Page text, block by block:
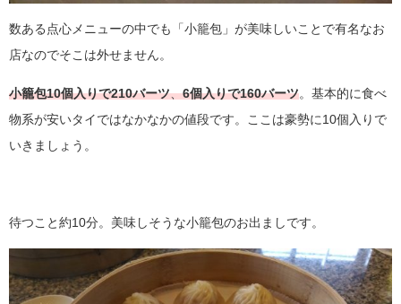
数ある点心メニューの中でも「小籠包」が美味しいことで有名なお
店なのでそこは外せません。
小籠包10個入りで210バーツ、6個入りで160バーツ。基本的に食べ
物系が安いタイではなかなかの値段です。ここは豪勢に10個入りで
いきましょう。
待つこと約10分。美味しそうな小籠包のお出ましです。